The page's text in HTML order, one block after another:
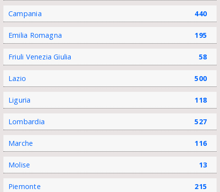
Campania 440
Emilia Romagna 195
Friuli Venezia Giulia 58
Lazio 500
Liguria 118
Lombardia 527
Marche 116
Molise 13
Piemonte 215